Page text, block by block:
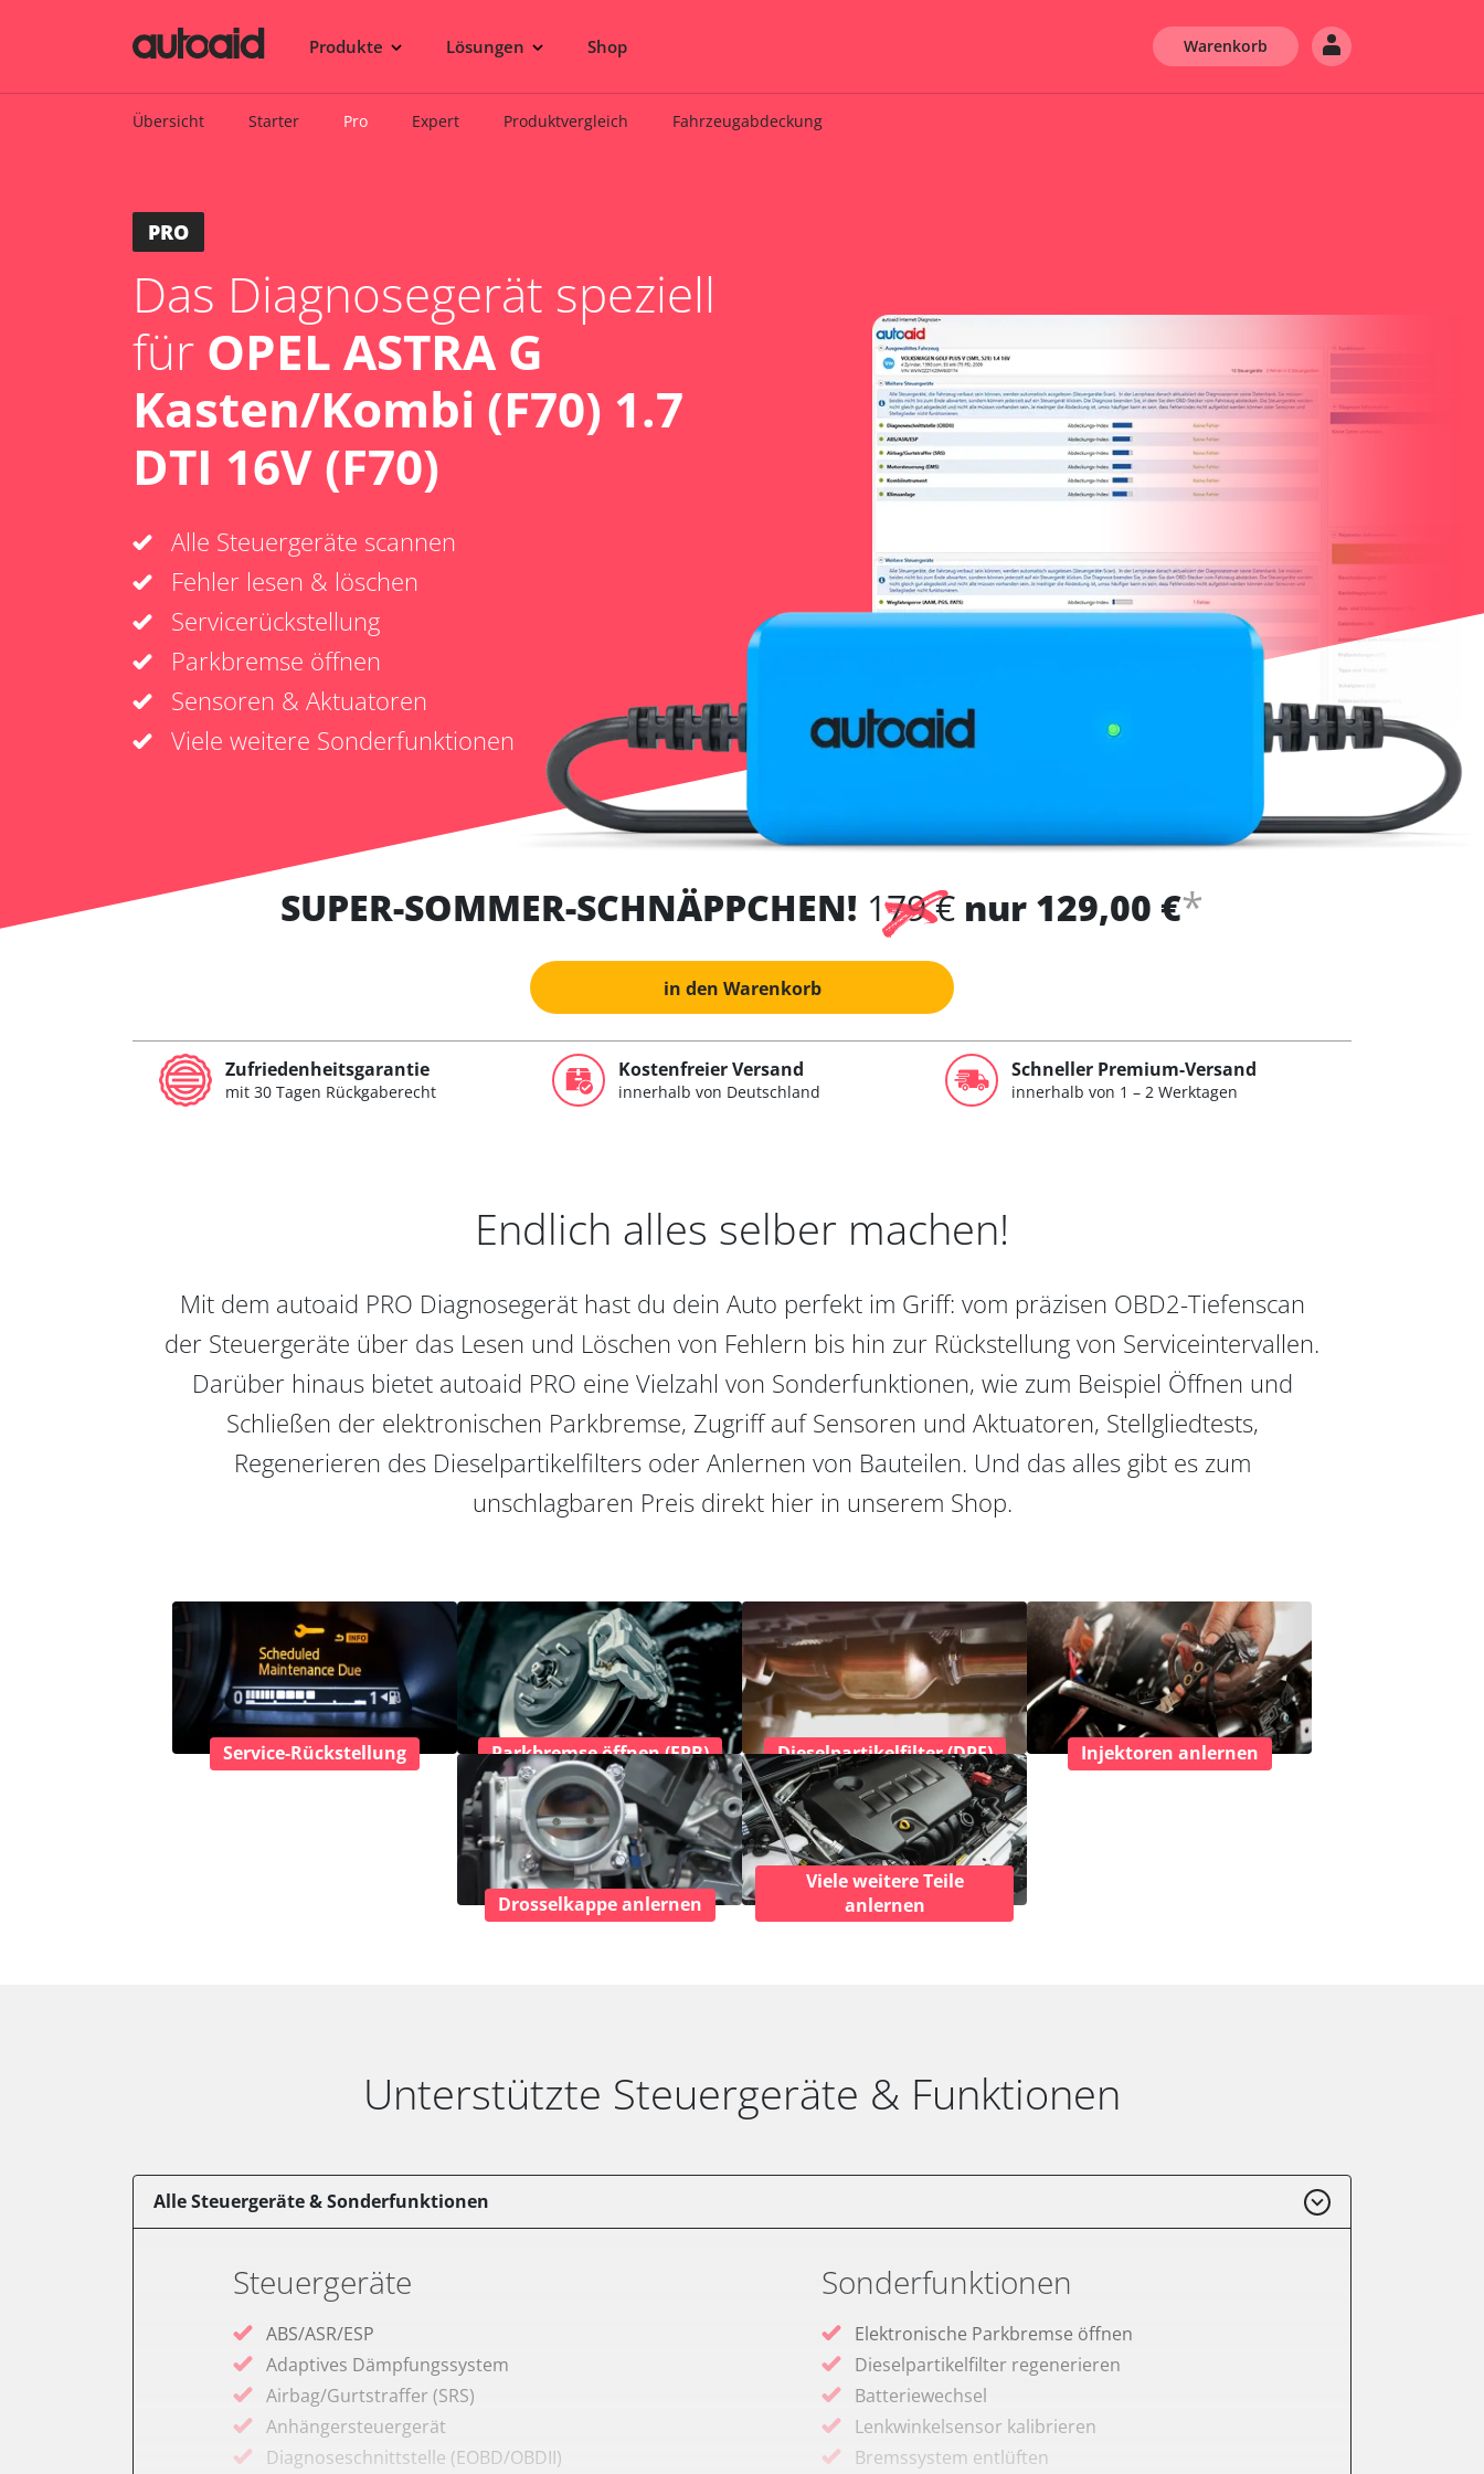
Produkte Lösungen Shop Warenkorb
Übersicht Starter Pro Expert Produktvergleich Fahrzeugabdeckung
PRO
Das Diagnosegerät speziell
für OPEL ASTRA G
Kasten/Kombi (F70) 1.7
DTI 16V (F70)
Alle Steuergeräte scannen
Fehler lesen & löschen
Servicerückstellung
Parkbremse öffnen
Sensoren & Aktuatoren
Viele weitere Sonderfunktionen
SUPER-SOMMER-SCHNÄPPCHEN! 179 € nur 129,00 €*
in den Warenkorb
Zufriedenheitsgarantie
mit 30 Tagen Rückgaberecht
Kostenfreier Versand
innerhalb von Deutschland
Schneller Premium-Versand
innerhalb von 1 – 2 Werktagen
Endlich alles selber machen!
Mit dem autoaid PRO Diagnosegerät hast du dein Auto perfekt im Griff: vom präzisen OBD2-Tiefenscan
der Steuergeräte über das Lesen und Löschen von Fehlern bis hin zur Rückstellung von Serviceintervallen.
Darüber hinaus bietet autoaid PRO eine Vielzahl von Sonderfunktionen, wie zum Beispiel Öffnen und
Schließen der elektronischen Parkbremse, Zugriff auf Sensoren und Aktuatoren, Stellgliedtests,
Regenerieren des Dieselpartikelfilters oder Anlernen von Bauteilen. Und das alles gibt es zum
unschlagbaren Preis direkt hier in unserem Shop.
Service-Rückstellung Parkbremse öffnen (EPB) Dieselpartikelfilter (DPF) Injektoren anlernen
Drosselkappe anlernen
Viele weitere Teile
anlernen
Unterstützte Steuergeräte & Funktionen
Alle Steuergeräte & Sonderfunktionen
Steuergeräte
ABS/ASR/ESP
Adaptives Dämpfungssystem
Airbag/Gurtstraffer (SRS)
Anhängersteuergerät
Diagnoseschnittstelle (EOBD/OBDII)
Sonderfunktionen
Elektronische Parkbremse öffnen
Dieselpartikelfilter regenerieren
Batteriewechsel
Lenkwinkelsensor kalibrieren
Bremssystem entlüften